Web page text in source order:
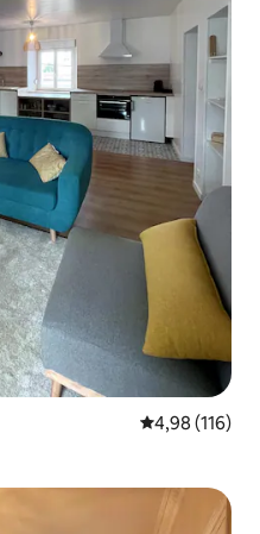
Prosječna
4,98 (116)